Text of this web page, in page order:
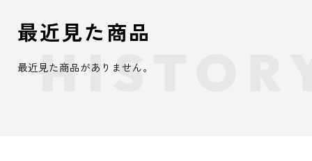
最近見た商品
最近見た商品がありません。